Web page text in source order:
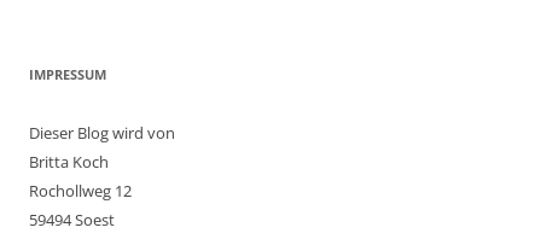
IMPRESSUM
Dieser Blog wird von
Britta Koch
Rochollweg 12
59494 Soest